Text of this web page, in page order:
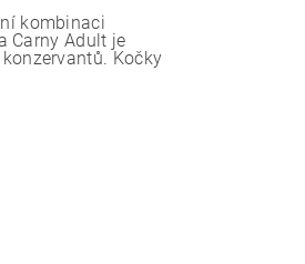
kombinaci
Carny Adult je
Kočky